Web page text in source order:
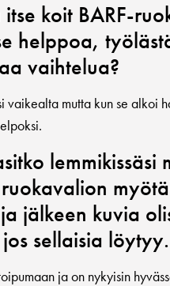
itse koit BARF-
helppoa,
vaihtelua?
vaikealta mutta kun se alkoi
lemmikissäsi
jälkeen kuvia
sellaisia löytyy.
ja on nykyisin